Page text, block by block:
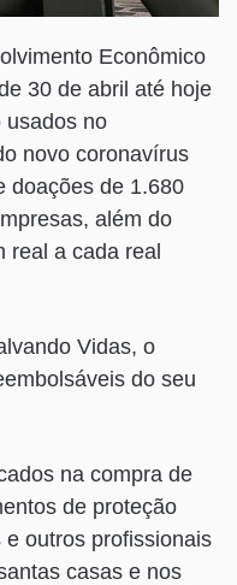
Econômico
30 de abril até hoje
usados no
novo coronavírus
doações de 1.680
além do
real a cada real
Vidas, o
do seu
na compra de
de proteção
outros profissionais
casas e nos